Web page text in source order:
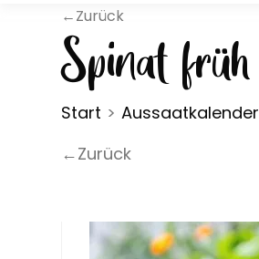
Spinat früh
Start > Aussaatkalender
←Zurück
←Zurück